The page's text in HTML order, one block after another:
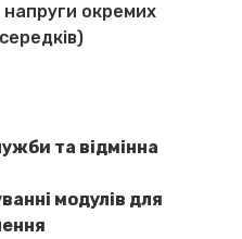
напруги окремих
та відмінна
модулів для